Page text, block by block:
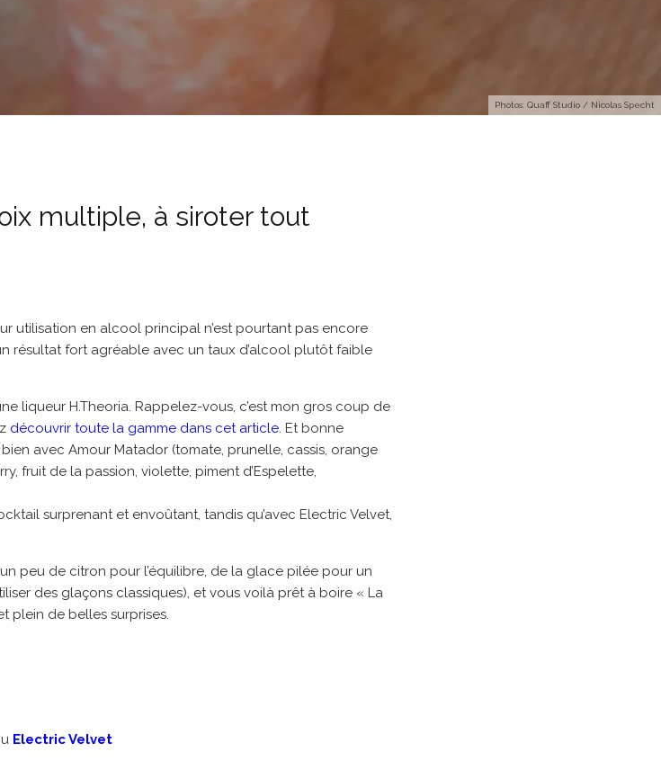
Photos: Quaff Studio / Nicolas Specht
multiple, à siroter tout
utilisation en alcool principal n’est pourtant pas encore
résultat fort agréable avec un taux d’alcool plutôt faible
liqueur H.Theoria. Rappelez-vous, c’est mon gros coup de
découvrir toute la gamme dans cet article. Et bonne
avec Amour Matador (tomate, prunelle, cassis, orange
fruit de la passion, violette, piment d’Espelette,
surprenant et envoûtant, tandis qu’avec Electric Velvet,
peu de citron pour l’équilibre, de la glace pilée pour un
des glaçons classiques), et vous voilà prêt à boire « La
plein de belles surprises.
Electric Velvet